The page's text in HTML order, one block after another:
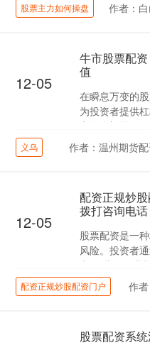
股票主力如何操盘 作者：
12-05
牛市股票配
值
在瞬息万变的
为投资者提供
定资金门槛，
义乌 作者：温州期货
12-05
配资正规炒
拨打咨询电话
股票配资是一
风险。投资者
率。 此外，温
配资正规炒股配资门户 作
股票配资系